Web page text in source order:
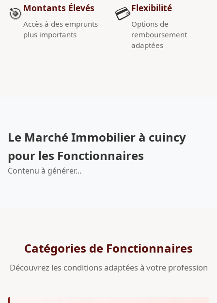
🎯 Montants Élevés
Accès à des emprunts
plus importants
💳Flexibilité
Options de
remboursement
adaptées
Le Marché Immobilier à cuincy
pour les Fonctionnaires
Contenu à générer...
Catégories de Fonctionnaires
Découvrez les conditions adaptées à votre profession